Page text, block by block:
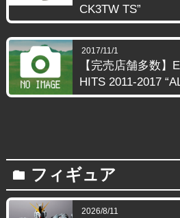
CK3TW TS”
2017/11/1
【完売店舗多数】
HITS 2011-2017
folder フィギュア
2026/8/11